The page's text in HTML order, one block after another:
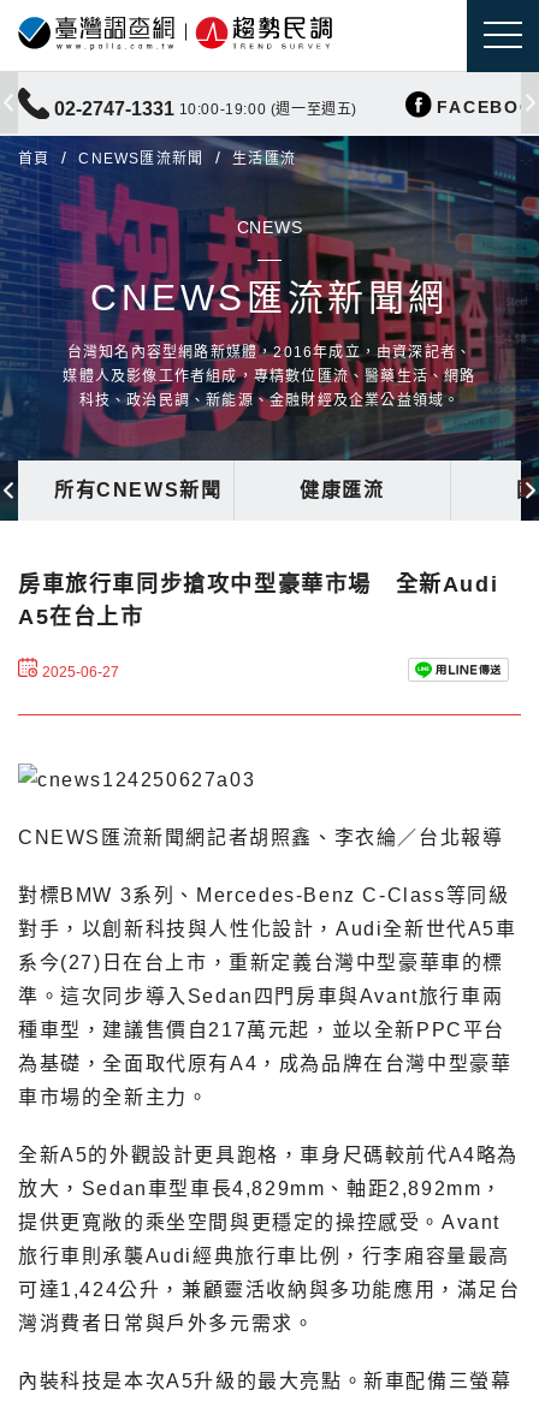
02-2747-1331 10:00-19:00 (週一至週五)
首頁 CNEWS匯流新聞 生活匯流
CNEWS
CNEWS匯流新聞網
台灣知名內容型網路新媒體，2016年成立，由資深記者、
媒體人及影像工作者組成，專精數位匯流、醫藥生活、網路
科技、政治民調、新能源、金融財經及企業公益領域。
所有CNEWS新聞 健康匯流
房車旅行車同步搶攻中型豪華市場 全新Audi
A5在台上市
2025-06-27
CNEWS匯流新聞網記者胡照鑫、李衣綸／台北報導
對標BMW 3系列、Mercedes-Benz C-Class等同級
對手，以創新科技與人性化設計，Audi全新世代A5車
系今(27)日在台上市，重新定義台灣中型豪華車的標
準。這次同步導入Sedan四門房車與Avant旅行車兩
種車型，建議售價自217萬元起，並以全新PPC平台
為基礎，全面取代原有A4，成為品牌在台灣中型豪華
車市場的全新主力。
全新A5的外觀設計更具跑格，車身尺碼較前代A4略為
放大，Sedan車型車長4,829mm、軸距2,892mm，
提供更寬敞的乘坐空間與更穩定的操控感受。Avant
旅行車則承襲Audi經典旅行車比例，行李廂容量最高
可達1,424公升，兼顧靈活收納與多功能應用，滿足台
灣消費者日常與戶外多元需求。
內裝科技是本次A5升級的最大亮點。新車配備三螢幕